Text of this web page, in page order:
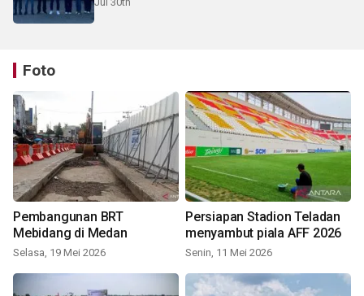
Foto
Pembangunan BRT
Mebidang di Medan
Selasa, 19 Mei 2026
Persiapan Stadion Teladan
menyambut piala AFF 2026
Senin, 11 Mei 2026